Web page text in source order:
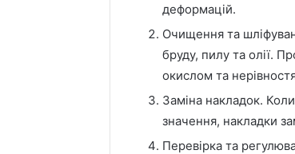
деформацій.
Очищення та
бруду, пилу та олії.
окислом та
Заміна накладок.
значення, накладки
Перевірка та